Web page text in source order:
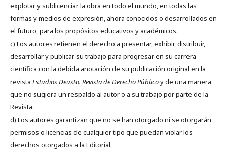
explotar y sublicenciar la obra en todo el mundo, en todas las
formas y medios de expresión, ahora conocidos o desarrollados en
el futuro, para los propósitos educativos y académicos.
c) Los autores retienen el derecho a presentar, exhibir, distribuir,
desarrollar y publicar su trabajo para progresar en su carrera
científica con la debida anotación de su publicación original en la
revista Estudios Deusto. Revista de Derecho Públicoy de una manera
que no sugiera un respaldo al autor o a su trabajo por parte de la
Revista.
d) Los autores garantizan que no se han otorgado ni se otorgarán
permisos o licencias de cualquier tipo que puedan violar los
derechos otorgados a la Editorial.